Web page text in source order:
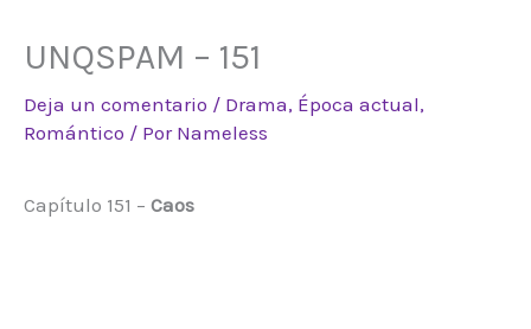
UNQSPAM – 151
Deja un comentario / Drama, Época actual,
Romántico / Por Nameless
Capítulo 151 – Caos